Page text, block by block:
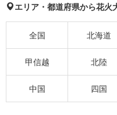
エリア・都道府県から花火
全国 北海道
甲信越 北陸
中国 四国